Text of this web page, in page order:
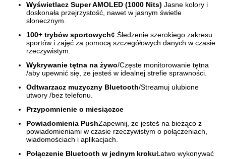
Wyświetlacz Super AMOLED (1000 Nits) ️ Jasne kolory i
doskonała przejrzystość, nawet w jasnym świetle
słonecznym.
100+ trybów sportowych¢ Śledzenie szerokiego zakresu
sportów i zajęć za pomocą szczegółowych danych w czasie
rzeczywistym.
Wykrywanie tętna na żywo/Częste monitorowanie tętna
/aby upewnić się, że jesteś w idealnej strefie sprawności.
Odtwarzacz muzyczny Bluetooth/Streamuj ulubione
utwory /bez telefonu.
Przypomnienie o miesiączce
Powiadomienia PushZapewnij, że jesteś na bieżąco z
powiadomieniami w czasie rzeczywistym o połączeniach,
wiadomościach i aplikacjach.
Połączenie Bluetooth w jednym krokuŁatwo wykonywać